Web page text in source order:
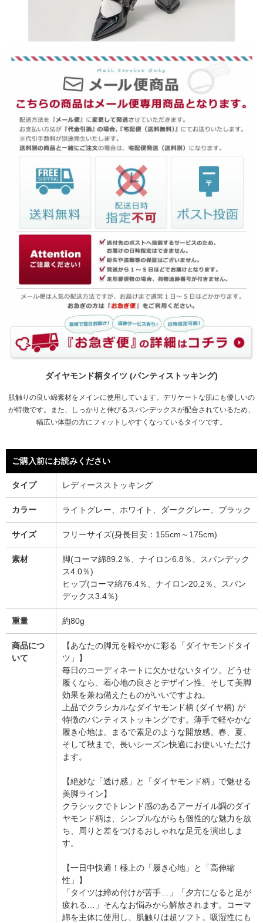
ダイヤモンド柄タイツ (パンティストッキング)
肌触りの良い綿素材をメインに使用しています。デリケートな肌にも優しいの
が特徴です。また、しっかりと伸びるスパンデックスが配合されているため、
幅広い体型の方にフィットしやすくなっているタイツです。
ご購入前にお読みください
タイプ レディースストッキング
カラー ライトグレー、ホワイト、ダークグレー、ブラック
サイズ フリーサイズ(身長目安：155cm～175cm)
素材
脚(コーマ綿89.2％、ナイロン6.8％、スパンデック
ス4.0％)
ヒップ(コーマ綿76.4％、ナイロン20.2％、スパン
デックス3.4％)
重量 約80g
商品につ
いて
【あなたの脚元を軽やかに彩る「ダイヤモンドタイ
ツ」】
毎日のコーディネートに欠かせないタイツ。どうせ
履くなら、着心地の良さとデザイン性、そして美脚
効果を兼ね備えたものがいいですよね。
上品でクラシカルなダイヤモンド柄 (ダイヤ柄) が
特徴のパンティストッキングです。薄手で軽やかな
履き心地は、まるで素足のような開放感。春、夏、
そして秋まで、長いシーズン快適にお使いいただけ
ます。
【絶妙な「透け感」と「ダイヤモンド柄」で魅せる
美脚ライン】
クラシックでトレンド感のあるアーガイル調のダイ
ヤモンド柄は、シンプルながらも個性的な魅力を放
ち、周りと差をつけるおしゃれな足元を演出しま
す。
【一日中快適！極上の「履き心地」と「高伸縮
性」】
「タイツは締め付けが苦手…」「夕方になると足が
疲れる…」そんなお悩みから解放されます。コーマ
綿を主体に使用し、肌触りは超ソフト。吸湿性にも